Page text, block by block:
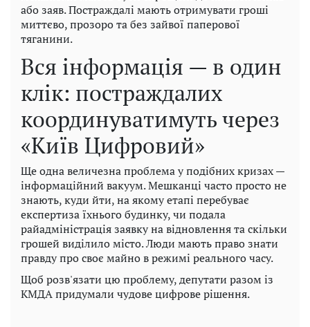
або заяв. Постраждалі мають отримувати гроші
миттєво, прозоро та без зайвої паперової
тяганини.
Вся інформація — в один
клік: постраждалих
координуватимуть через
«Київ Цифровий»
Ще одна величезна проблема у подібних кризах —
інформаційний вакуум. Мешканці часто просто не
знають, куди йти, на якому етапі перебуває
експертиза їхнього будинку, чи подала
райадміністрація заявку на відновлення та скільки
грошей виділило місто. Люди мають право знати
правду про своє майно в режимі реального часу.
Щоб розв'язати цю проблему, депутати разом із
КМДА придумали чудове цифрове рішення.